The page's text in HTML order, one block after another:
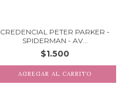
CREDENCIAL PETER PARKER -
SPIDERMAN - AV...
$1.500